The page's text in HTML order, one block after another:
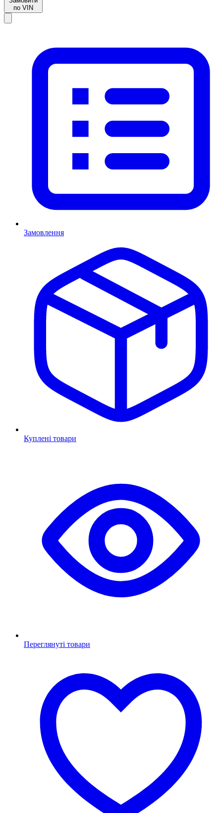
по VIN
Замовлення
Куплені товари
Переглянуті товари